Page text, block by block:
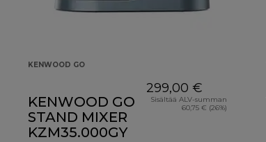
KENWOOD GO
KENWOOD GO
STAND MIXER
KZM35.000GY
299,00 €
Sisältää ALV-summan
60,75 € (26%)